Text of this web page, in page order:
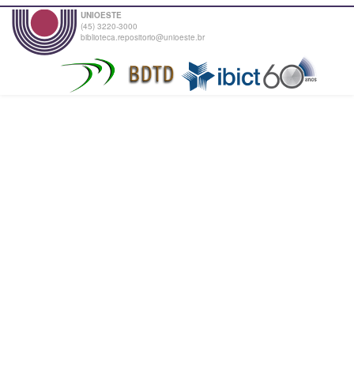
UNIOESTE
(45) 3220-3000
biblioteca.repositorio@unioeste.br